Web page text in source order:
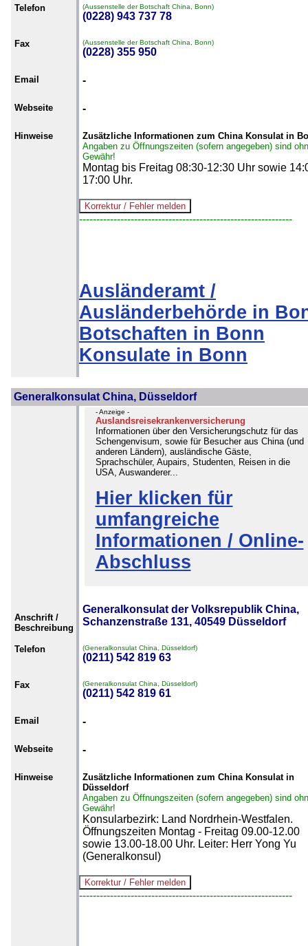
Telefon (Aussenstelle der Botschaft China, Bonn)
(0228) 943 737 78
Fax (Aussenstelle der Botschaft China, Bonn)
(0228) 355 950
Email -
Webseite -
Hinweise
Zusätzliche Informationen zum China Konsulat in
Angaben zu Öffnungszeiten (sofern angegeben) sind
Gewähr!
Montag bis Freitag 08:30-12:30 Uhr sowie
17:00 Uhr.
--------------------------------------------------------------
Ausländeramt /
Ausländerbehörde in
Botschaften in Bonn
Konsulate in Bonn
Generalkonsulat China, Düsseldorf
- Anzeige -
Auslandsreisekrankenversicherung
Informationen über den Versicherungschutz für das
Schengenvisum, sowie für Besucher aus China (und
anderen Ländern), ausländische Gäste,
Sprachschüler, Aupairs, Studenten, Reisen in die
USA, Auswanderer...
Hier klicken für
umfangreiche
Informationen / Online-
Abschluss
Anschrift /
Beschreibung
Generalkonsulat der Volksrepublik China,
Schanzenstraße 131, 40549 Düsseldorf
Telefon (Generalkonsulat China, Düsseldorf)
(0211) 542 819 63
Fax (Generalkonsulat China, Düsseldorf)
(0211) 542 819 61
Email -
Webseite -
Hinweise
Zusätzliche Informationen zum China Konsulat in
Düsseldorf
Angaben zu Öffnungszeiten (sofern angegeben) sind
Gewähr!
Konsularbezirk: Land Nordrhein-Westfalen.
Öffnungszeiten Montag - Freitag 09.00-12.00
sowie 13.00-18.00 Uhr. Leiter: Herr Yong Yu
(Generalkonsul)
--------------------------------------------------------------